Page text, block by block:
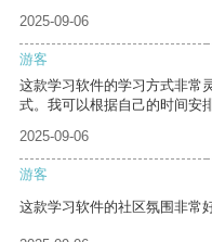
2025-09-06
游客
这款学习软件的学习方式非常
式。我可以根据自己的时间安
2025-09-06
游客
这款学习软件的社区氛围非常